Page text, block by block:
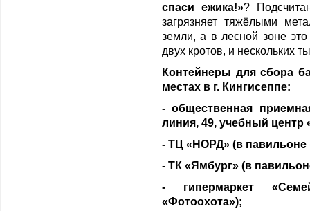
спаси ежика!»?
загрязняет тяжёлыми
земли, а в лесной зоне
двух кротов, и нескольких
Контейнеры для сбора
местах в г. Кингисеппе:
- общественная
линия, 49, учебный
- ТЦ «НОРД» (в павильоне
- ТК «Ямбург» (в
- гипермаркет
«Фотоохота»);